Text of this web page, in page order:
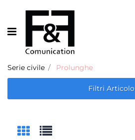
Open menu
Serie civile Prolunghe
Filtri Articolo